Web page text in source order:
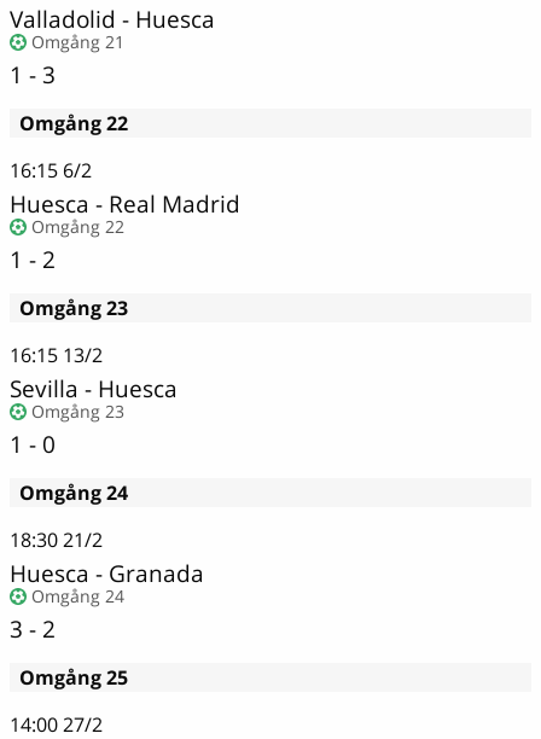
Valladolid - Huesca
Omgång 21
1 - 3
Omgång 22
16:15 6/2
Huesca - Real Madrid
Omgång 22
1 - 2
Omgång 23
16:15 13/2
Sevilla - Huesca
Omgång 23
1 - 0
Omgång 24
18:3021/2
Huesca - Granada
Omgång 24
3 - 2
Omgång 25
14:0027/2